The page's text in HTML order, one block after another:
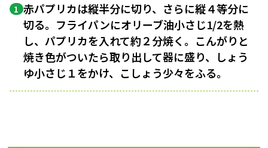
1 赤パプリカは縦半分に切り、さらに縦４等分に
切る。フライパンにオリーブ油小さじ1/2を熱
し、パプリカを入れて約２分焼く。こんがりと
焼き色がついたら取り出して器に盛り、しょう
ゆ小さじ１をかけ、こしょう少々をふる。